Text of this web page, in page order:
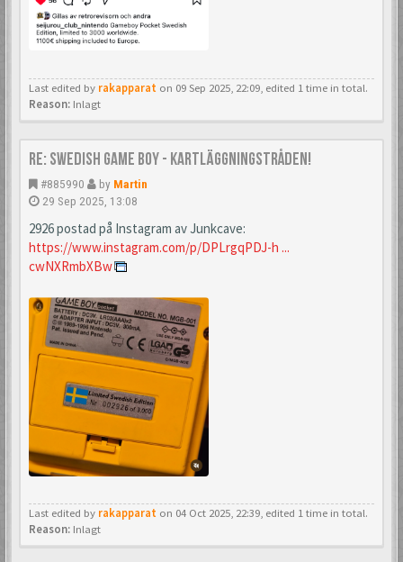
Last edited by rakapparat on 09 Sep 2025, 22:09, edited 1 time in total.
Reason: Inlagt
Re: Swedish Game Boy - Kartläggningstråden!
#885990 by Martin
29 Sep 2025, 13:08
2926 postad på Instagram av Junkcave:
https://www.instagram.com/p/DPLrgqPDJ-h ...
cwNXRmbXBw
Last edited by rakapparat on 04 Oct 2025, 22:39, edited 1 time in total.
Reason: Inlagt